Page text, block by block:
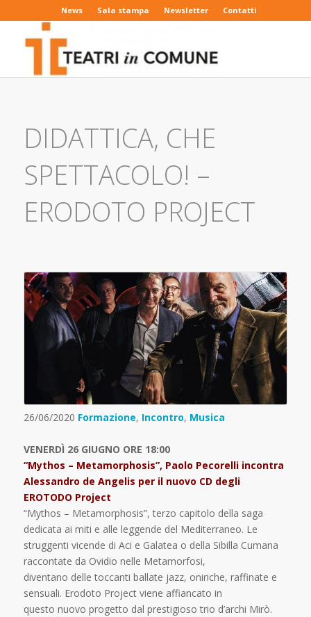
News Sala stampa Newsletter Contatti
DIDATTICA, CHE
SPETTACOLO! –
ERODOTO PROJECT
26/06/2020 Formazione, Incontro, Musica
VENERDÌ 26 GIUGNO ORE 18:00
“Mythos – Metamorphosis”, Paolo Pecorelli incontra
Alessandro de Angelis per il nuovo CD degli
EROTODO Project
“Mythos – Metamorphosis”, terzo capitolo della saga
dedicata ai miti e alle leggende del Mediterraneo. Le
struggenti vicende di Aci e Galatea o della Sibilla Cumana
raccontate da Ovidio nelle Metamorfosi,
diventano delle toccanti ballate jazz, oniriche, raffinate e
sensuali. Erodoto Project viene affiancato in
questo nuovo progetto dal prestigioso trio d’archi Mirò.